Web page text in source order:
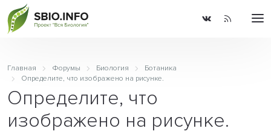
Главная Форумы Биология
Ботаника
Определите, что изображено на рисунке.
Определите, что
изображено на рисунке.